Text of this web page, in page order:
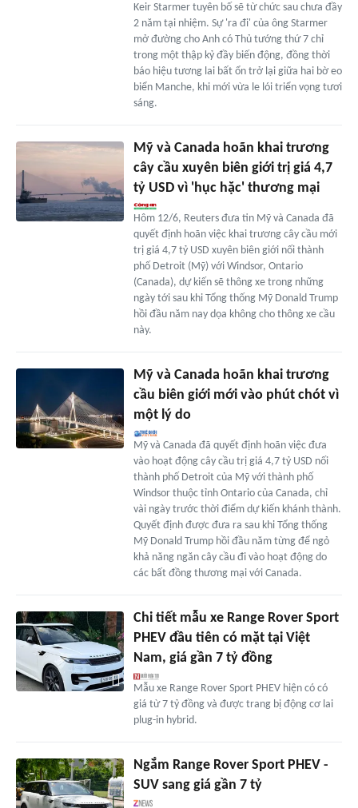
Keir Starmer tuyên bố sẽ từ chức sau chưa đầy
2 năm tại nhiệm. Sự 'ra đi' của ông Starmer
mở đường cho Anh có Thủ tướng thứ 7 chỉ
trong một thập kỷ đầy biến động, đồng thời
báo hiệu tương lai bất ổn trở lại giữa hai bờ eo
biển Manche, khi mới vừa le lói triển vọng tươi
sáng.
Mỹ và Canada hoãn khai trương
cây cầu xuyên biên giới trị giá 4,7
tỷ USD vì 'hục hặc' thương mại
Hôm 12/6, Reuters đưa tin Mỹ và Canada đã
quyết định hoãn việc khai trương cây cầu mới
trị giá 4,7 tỷ USD xuyên biên giới nối thành
phố Detroit (Mỹ) với Windsor, Ontario
(Canada), dự kiến sẽ thông xe trong những
ngày tới sau khi Tổng thống Mỹ Donald Trump
hồi đầu năm nay dọa không cho thông xe cầu
này.
Mỹ và Canada hoãn khai trương
cầu biên giới mới vào phút chót vì
một lý do
Mỹ và Canada đã quyết định hoãn việc đưa
vào hoạt động cây cầu trị giá 4,7 tỷ USD nối
thành phố Detroit của Mỹ với thành phố
Windsor thuộc tỉnh Ontario của Canada, chỉ
vài ngày trước thời điểm dự kiến khánh thành.
Quyết định được đưa ra sau khi Tổng thống
Mỹ Donald Trump hồi đầu năm từng để ngỏ
khả năng ngăn cây cầu đi vào hoạt động do
các bất đồng thương mại với Canada.
Chi tiết mẫu xe Range Rover Sport
PHEV đầu tiên có mặt tại Việt
Nam, giá gần 7 tỷ đồng
Mẫu xe Range Rover Sport PHEV hiện có có
giá từ 7 tỷ đồng và được trang bị động cơ lai
plug-in hybrid.
Ngắm Range Rover Sport PHEV -
SUV sang giá gần 7 tỷ